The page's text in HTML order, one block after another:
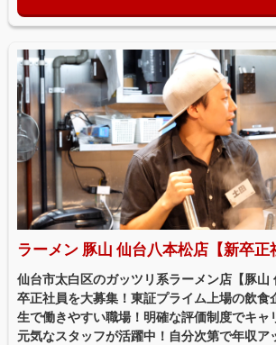
ラーメン 豚山 仙台八本松店【新卒正
仙台市太白区のガッツリ系ラーメン店【豚山
卒正社員を大募集！東証プライム上場の飲食
生で働きやすい職場！明確な評価制度でキャ
元気なスタッフが活躍中！自分次第で年収ア